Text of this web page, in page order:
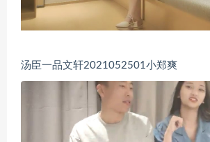
汤臣一品文轩2021052501小郑爽